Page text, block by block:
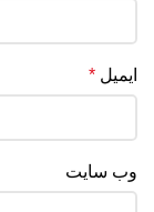
ایمیل *
وب‌ سایت